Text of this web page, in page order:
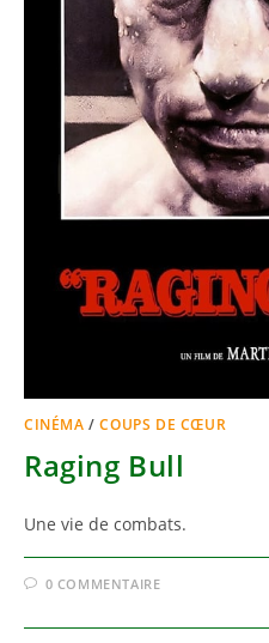
CINÉMA /COUPS DE CŒUR
Raging Bull
Une vie de combats.
0 COMMENTAIRE